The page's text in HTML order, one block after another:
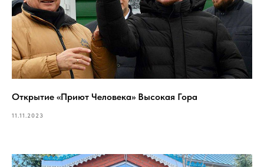
Открытие «Приют Человека» Высокая Гора
11.11.2023